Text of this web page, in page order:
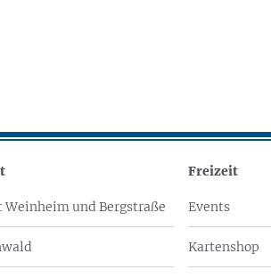
Weinheim und Bergstraße
Freizeit
Events
Kartenshop